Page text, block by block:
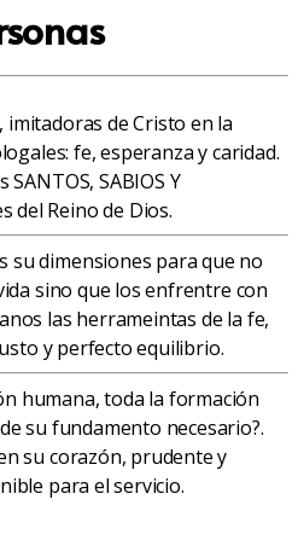
de Cristo en la
fe, esperanza y caridad.
SABIOS Y
del Reino de Dios.
su dimensiones para que no
sino que los enfrentre con
las herrameintas de la fe,
y perfecto equilibrio.
humana, toda la formación
su fundamento necesario?.
su corazón, prudente y
para el servicio.